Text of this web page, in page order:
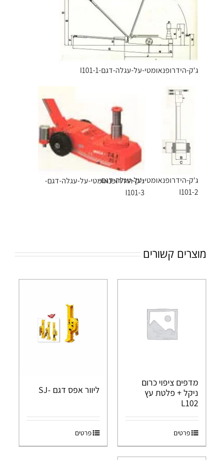
ג'ק-הידרופנאומטי-על-עגלה-דגם-I101-1
ג'ק-הידרופנאומטי-על-עגלה-דגם-
I101-2
ג'ק-הידרופנאומטי-על-עגלה-דגם-
I101-3
מוצרים קשורים
מדפים ציפוי כרום
ניקל + פלטת עץ
L102
פרטים
ליוור אפס דגם -SJ
פרטים